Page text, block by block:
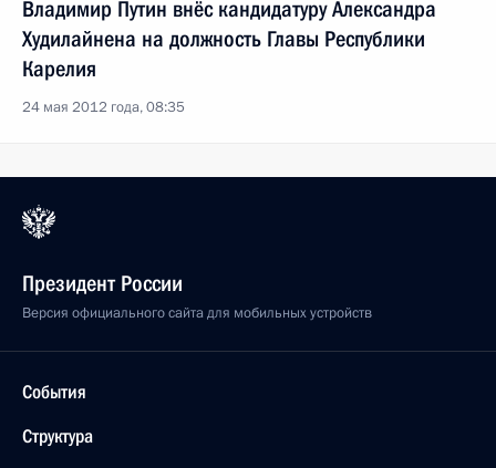
Владимир Путин внёс кандидатуру Александра
Худилайнена на должность Главы Республики
Карелия
24 мая 2012 года, 08:35
Президент России
Версия официального сайта для мобильных устройств
События
Структура